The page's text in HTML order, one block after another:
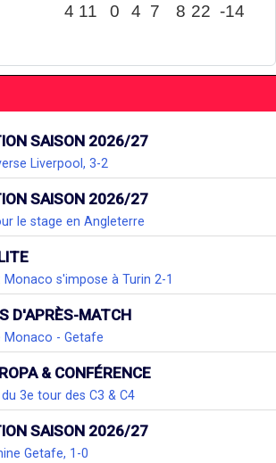
4 11 0 4 7 8 22 -14
SAISON 2026/27
Liverpool, 3-2
SAISON 2026/27
le stage en Angleterre
Monaco s'impose à Turin 2-1
D'APRÈS-MATCH
Monaco - Getafe
& CONFÉRENCE
du 3e tour des C3 & C4
SAISON 2026/27
Getafe, 1-0